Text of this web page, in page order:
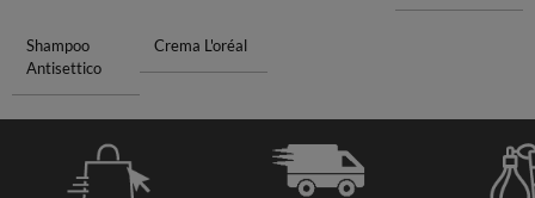
Shampoo
Antisettico
Crema L'oréal